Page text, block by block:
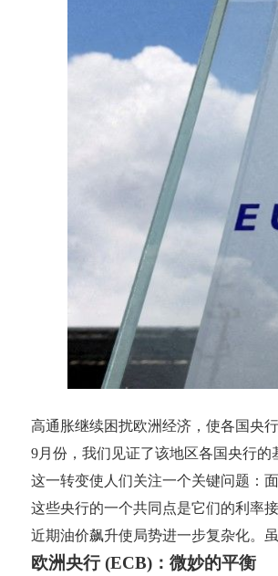
高通胀继续困扰欧洲经济，使各国央
9月份，我们见证了该地区各国央行
这一转变使人们关注一个关键问题：
这些央行的一个共同点是它们的利率
近期油价飙升使局势进一步复杂化。
欧洲央行 (ECB)：微妙的平衡